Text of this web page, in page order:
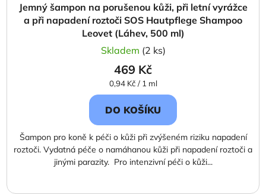
Jemný šampon na porušenou kůži, při letní vyrážce
a při napadení roztoči SOS Hautpflege Shampoo
Leovet (Láhev, 500 ml)
Skladem (2 ks)
469 Kč
Měrná
cena:
0,94 Kč / 1 ml
DO KOŠÍKU
Šampon pro koně k péči o kůži při zvýšeném riziku napadení
roztoči. Vydatná péče o namáhanou kůži při napadení roztoči a
jinými parazity. Pro intenzivní péči o kůži...